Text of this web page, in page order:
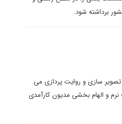
برداشته شود.
تصویر سازی و روایت پردازی می
و الهام بخشی مدیون کارآمدی